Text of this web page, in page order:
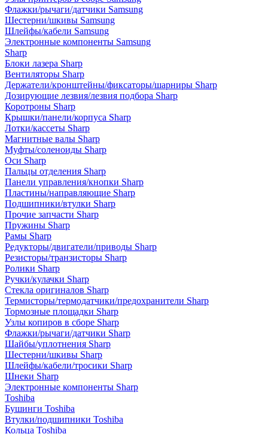
Флажки/рычаги/датчики Samsung
Шестерни/шкивы Samsung
Шлейфы/кабели Samsung
Электронные компоненты Samsung
Sharp
Блоки лазера Sharp
Вентиляторы Sharp
Держатели/кронштейны/фиксаторы/шарниры Sharp
Дозирующие лезвия/лезвия подбора Sharp
Коротроны Sharp
Крышки/панели/корпуса Sharp
Лотки/кассеты Sharp
Магнитные валы Sharp
Муфты/соленоиды Sharp
Оси Sharp
Пальцы отделения Sharp
Панели управления/кнопки Sharp
Пластины/направляющие Sharp
Подшипники/втулки Sharp
Прочие запчасти Sharp
Пружины Sharp
Рамы Sharp
Редукторы/двигатели/приводы Sharp
Резисторы/транзисторы Sharp
Ролики Sharp
Ручки/кулачки Sharp
Стекла оригиналов Sharp
Термисторы/термодатчики/предохранители Sharp
Тормозные площадки Sharp
Узлы копиров в сборе Sharp
Флажки/рычаги/датчики Sharp
Шайбы/уплотнения Sharp
Шестерни/шкивы Sharp
Шлейфы/кабели/тросики Sharp
Шнеки Sharp
Электронные компоненты Sharp
Toshiba
Бушинги Toshiba
Втулки/подшипники Toshiba
Кольца Toshiba